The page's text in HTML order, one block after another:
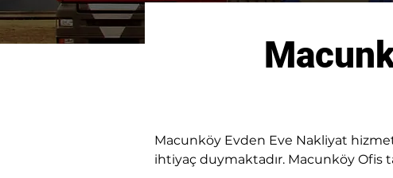
Macunköy Evden Eve Nakliyat
ihtiyaç duymaktadır. Macunköy Ofis